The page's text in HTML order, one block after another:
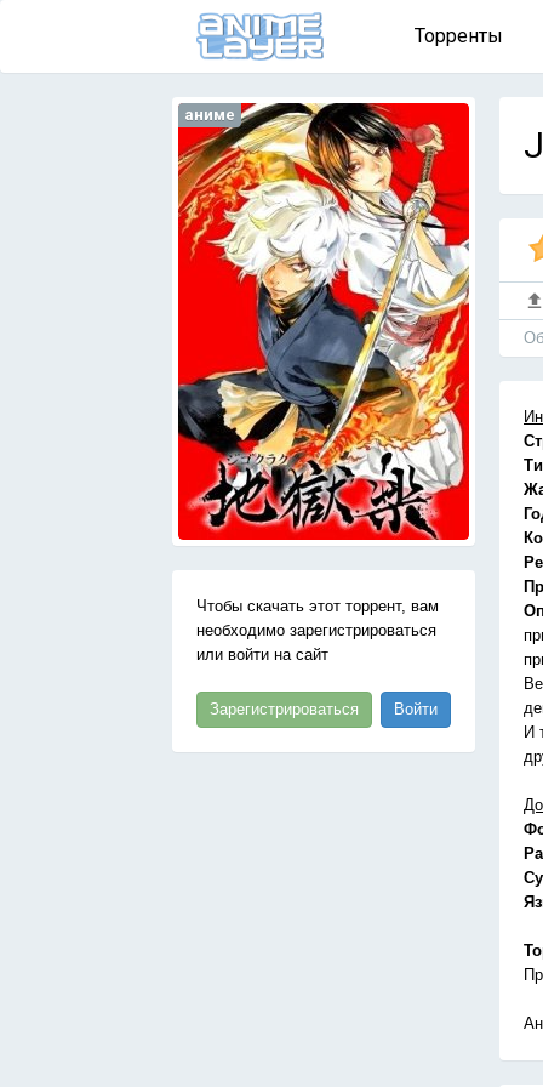
Торренты
аниме
Чтобы скачать этот торрент, вам
необходимо зарегистрироваться
или войти на сайт
Зарегистрироваться Войти
И